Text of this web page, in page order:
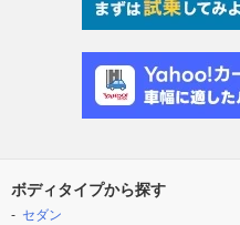
ボディタイプから探す
セダン